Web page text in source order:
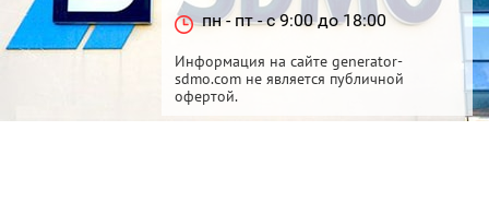
пн - пт - с 9:00 до 18:00
Информация на сайте generator-
sdmo.com не является публичной
офертой.